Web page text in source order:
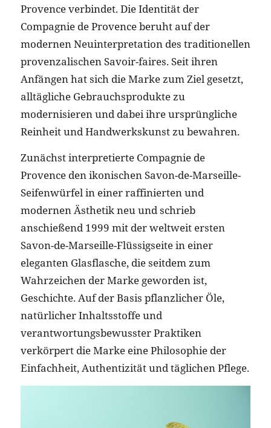
Provence verbindet. Die Identität der
Compagnie de Provence beruht auf der
modernen Neuinterpretation des traditionellen
provenzalischen Savoir-faires. Seit ihren
Anfängen hat sich die Marke zum Ziel gesetzt,
alltägliche Gebrauchsprodukte zu
modernisieren und dabei ihre ursprüngliche
Reinheit und Handwerkskunst zu bewahren.
Zunächst interpretierte Compagnie de
Provence den ikonischen Savon-de-Marseille-
Seifenwürfel in einer raffinierten und
modernen Ästhetik neu und schrieb
anschießend 1999 mit der weltweit ersten
Savon-de-Marseille-Flüssigseite in einer
eleganten Glasflasche, die seitdem zum
Wahrzeichen der Marke geworden ist,
Geschichte. Auf der Basis pflanzlicher Öle,
natürlicher Inhaltsstoffe und
verantwortungsbewusster Praktiken
verkörpert die Marke eine Philosophie der
Einfachheit, Authentizität und täglichen Pflege.